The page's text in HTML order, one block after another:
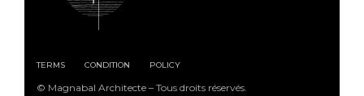
TERMS CONDITION POLICY
© Magnabal Architecte – Tous droits réservés.